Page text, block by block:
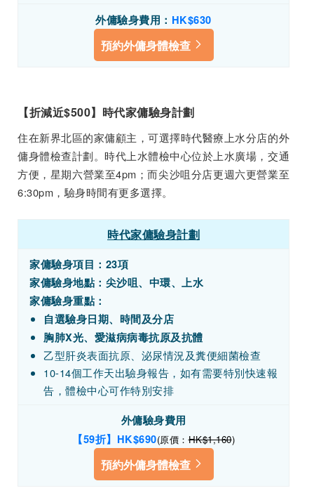
外傭驗身費用： HK$630
預約外傭身體檢查
【折減近$500】時代家傭驗身計劃
住在新界北區的家傭顧主，可選擇時代醫療上水分店的外
傭身體檢查計劃。時代上水體檢中心位於上水廣場，交通
方便，星期六營業至4pm；而尖沙咀分店更週六更營業至
6:30pm，驗身時間有更多選擇。
時代家傭驗身計劃
家傭驗身項目：23項
家傭驗身地點：尖沙咀、中環、上水
家傭驗身重點：
自選驗身日期、時間及分店
胸肺X光、愛滋病病毒抗原及抗體
乙型肝炎表面抗原、泌尿情況及糞便細菌檢查
10-14個工作天出驗身報告，如有需要特別快速報
告，體檢中心可作特別安排
外傭驗身費用
【59折】HK$690(原價：HK$1,160)
預約外傭身體檢查